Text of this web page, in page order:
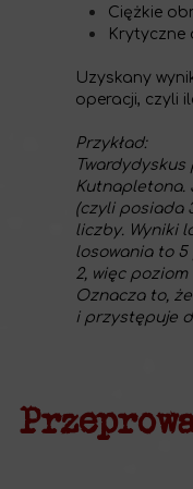
Ciężkie
Krytyczne
Uzyskany
operacji, czyli
Przykład:
Kutnapletona.
(czyli posiada
liczby. Wyniki
losowania to 5
2, więc
Oznacza to,
i przystępuje